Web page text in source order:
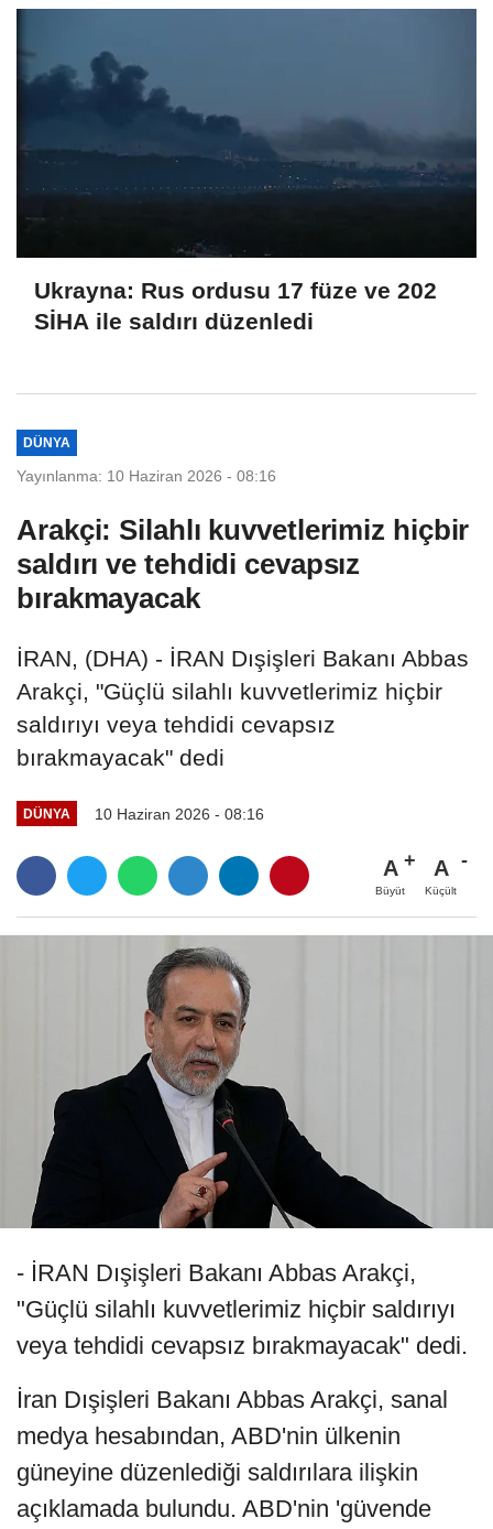
Ukrayna: Rus ordusu 17 füze ve 202
SİHA ile saldırı düzenledi
DÜNYA
Yayınlanma: 10 Haziran 2026 - 08:16
Arakçi: Silahlı kuvvetlerimiz hiçbir
saldırı ve tehdidi cevapsız
bırakmayacak
İRAN, (DHA) - İRAN Dışişleri Bakanı Abbas
Arakçi, "Güçlü silahlı kuvvetlerimiz hiçbir
saldırıyı veya tehdidi cevapsız
bırakmayacak" dedi
DÜNYA 10 Haziran 2026 - 08:16
A
Büyüt
A
Küçült
- İRAN Dışişleri Bakanı Abbas Arakçi,
"Güçlü silahlı kuvvetlerimiz hiçbir saldırıyı
veya tehdidi cevapsız bırakmayacak" dedi.
İran Dışişleri Bakanı Abbas Arakçi, sanal
medya hesabından, ABD'nin ülkenin
güneyine düzenlediği saldırılara ilişkin
açıklamada bulundu. ABD'nin 'güvende